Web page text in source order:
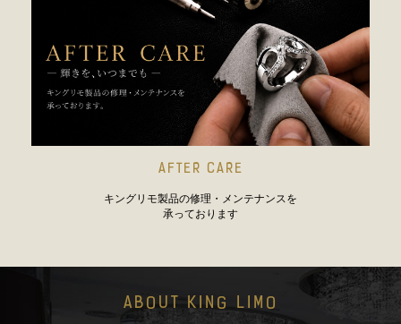
AFTER CARE
キングリモ製品の修理・メンテナンスを
承っております
ABOUT KING LIMO